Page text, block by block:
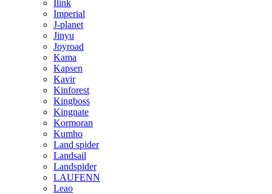
Ilink
Imperial
J-planet
Jinyu
Joyroad
Kama
Kapsen
Kavir
Kinforest
Kingboss
Kingnate
Kormoran
Kumho
Land spider
Landsail
Landspider
LAUFENN
Leao